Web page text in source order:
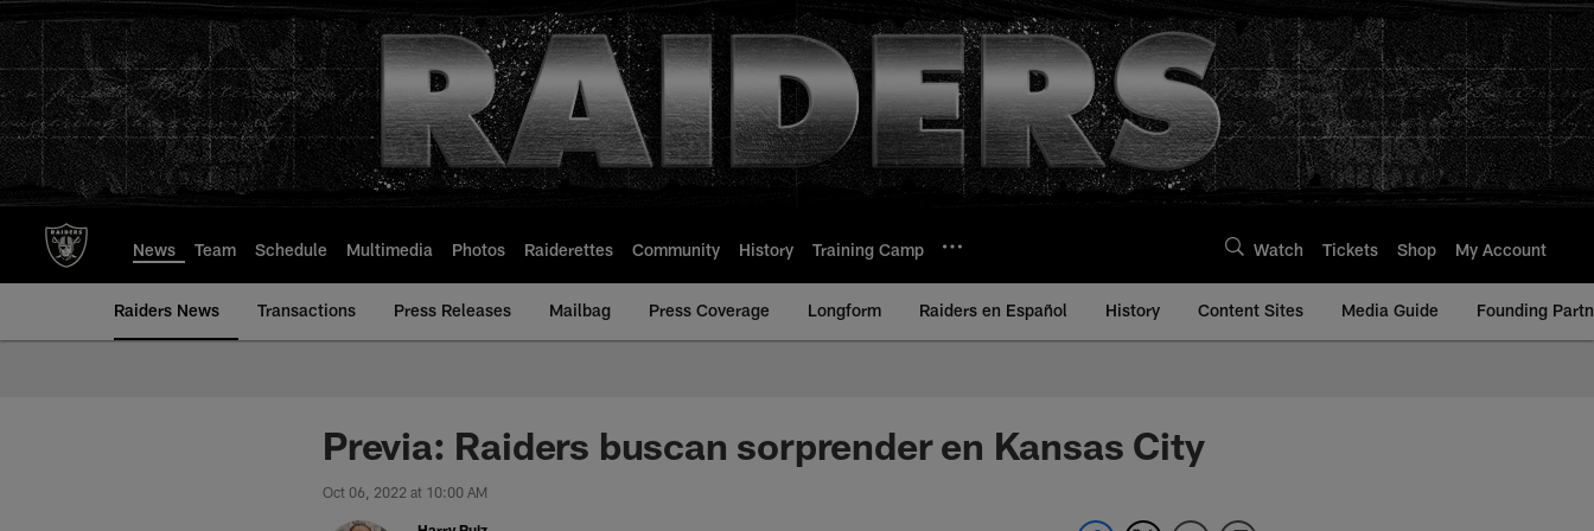
to
main
content
News Team Schedule Multimedia Photos Raiderettes Community History Training Camp Watch Tickets Shop My Account
Raiders News Transactions Press Releases Mailbag Press Coverage Longform Raiders en Español History Content Sites Media Guide Founding
Previa: Raiders buscan sorprender en Kansas City
Oct 06, 2022 at 10:00 AM